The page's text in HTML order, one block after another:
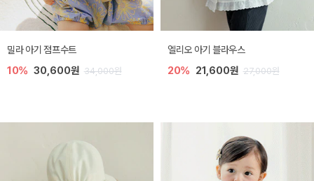
밀라 아기 점프수트
10% 30,600원 34,000원
엘리오 아기 블라우스
20% 21,600원 27,000원